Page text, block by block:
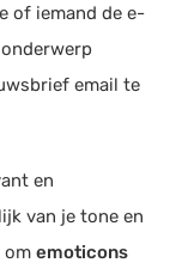
of iemand de e-
email te
en
van je tone en
om emoticons